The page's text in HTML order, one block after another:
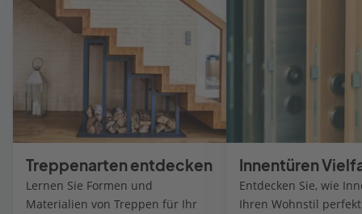
Treppenarten entdecken
Lernen Sie Formen und
Materialien von Treppen für Ihr
Innentüren
Entdecken Sie, wie
Ihren Wohnstil